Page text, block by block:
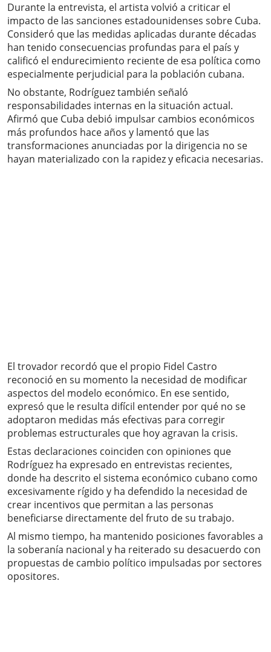
Durante la entrevista, el artista volvió a criticar el
impacto de las sanciones estadounidenses sobre Cuba.
Consideró que las medidas aplicadas durante décadas
han tenido consecuencias profundas para el país y
calificó el endurecimiento reciente de esa política como
especialmente perjudicial para la población cubana.
No obstante, Rodríguez también señaló
responsabilidades internas en la situación actual.
Afirmó que Cuba debió impulsar cambios económicos
más profundos hace años y lamentó que las
transformaciones anunciadas por la dirigencia no se
hayan materializado con la rapidez y eficacia necesarias.
El trovador recordó que el propio Fidel Castro
reconoció en su momento la necesidad de modificar
aspectos del modelo económico. En ese sentido,
expresó que le resulta difícil entender por qué no se
adoptaron medidas más efectivas para corregir
problemas estructurales que hoy agravan la crisis.
Estas declaraciones coinciden con opiniones que
Rodríguez ha expresado en entrevistas recientes,
donde ha descrito el sistema económico cubano como
excesivamente rígido y ha defendido la necesidad de
crear incentivos que permitan a las personas
beneficiarse directamente del fruto de su trabajo.
Al mismo tiempo, ha mantenido posiciones favorables a
la soberanía nacional y ha reiterado su desacuerdo con
propuestas de cambio político impulsadas por sectores
opositores.